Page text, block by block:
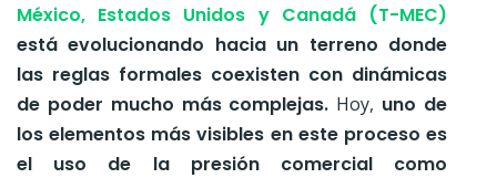
México, Estados Unidos y Canadá (T-MEC)
está evolucionando hacia un terreno donde
las reglas formales coexisten con dinámicas
de poder mucho más complejas. Hoy, uno de
los elementos más visibles en este proceso es
el uso de la
presión comercial como